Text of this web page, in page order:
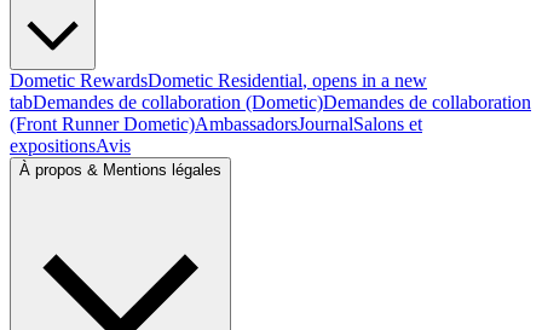
Dometic RewardsDometic Residential, opens in a new
tabDemandes de collaboration (Dometic)Demandes de collaboration
(Front Runner Dometic)AmbassadorsJournalSalons et
expositionsAvis
À propos & Mentions légales